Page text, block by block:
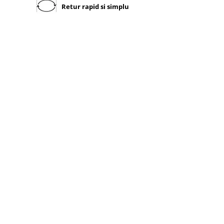
Retur rapid si simplu